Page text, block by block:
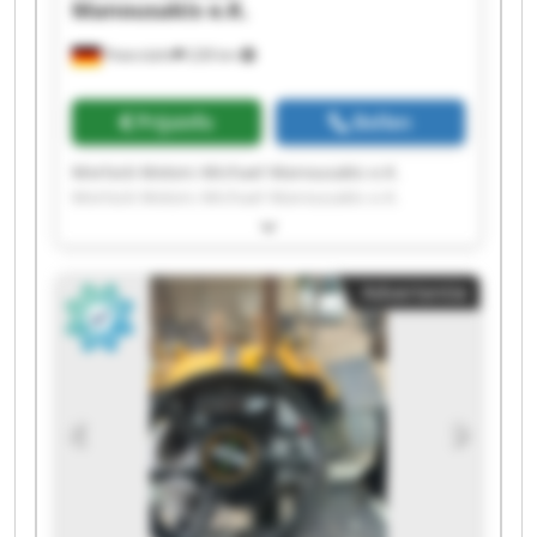
Peterslahr 228 km
Manousakis e.K.
Prijsinfo Bellen
Morlock Motors Michael Manousakis e.K.
Morlock Motors Michael Manousakis e.K.
Morlock Motors Michael Manousakis e.K.
Morlock Motors Michael Manousakis e.K.
Morlock Motors Michael Manousakis e.K.
Morlock Motors Michael Manousakis e.K.
Morlock Motors Michael Manousakis e.K.
Morlock Motors Michael Manousakis e.K.
Morlock Motors Michael Manousakis e.K.
Morlock Motors Michael Manousakis e.K.
Morlock Motors Michael Manousakis e.K.
Morlock Motors Michael Manousakis e.K.